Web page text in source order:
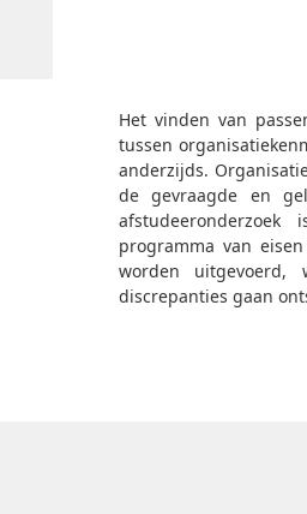
Het vinden van
tussen
anderzijds.
de gevraagde en
programma van
worden
discrepanties gaan